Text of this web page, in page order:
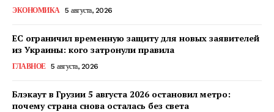
ЭКОНОМИКА 5 августа, 2026
ЕС ограничил временную защиту для новых заявителей
из Украины: кого затронули правила
ГЛАВНОЕ 5 августа, 2026
Блэкаут в Грузии 5 августа 2026 остановил метро:
почему страна снова осталась без света